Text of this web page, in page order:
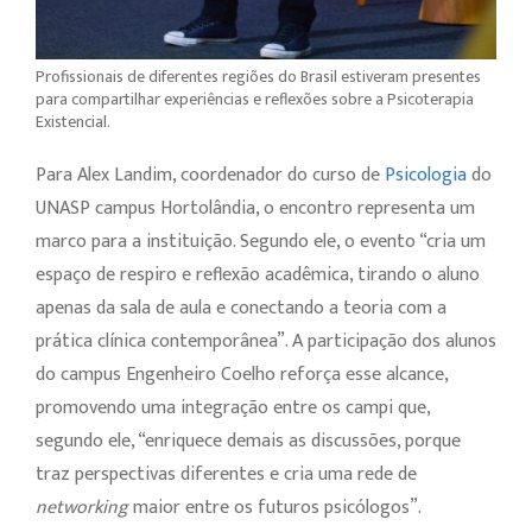
Profissionais de diferentes regiões do Brasil estiveram presentes
para compartilhar experiências e reflexões sobre a Psicoterapia
Existencial.
Para Alex Landim, coordenador do curso dePsicologiado
UNASP campus Hortolândia, o encontro representa um
marco para a instituição. Segundo ele, o evento “cria um
espaço de respiro e reflexão acadêmica, tirando o aluno
apenas da sala de aula e conectando a teoria com a
prática clínica contemporânea”. A participação dos alunos
do campus Engenheiro Coelho reforça esse alcance,
promovendo uma integração entre os campi que,
segundo ele, “enriquece demais as discussões, porque
traz perspectivas diferentes e cria uma rede de
networkingmaior entre os futuros psicólogos”.